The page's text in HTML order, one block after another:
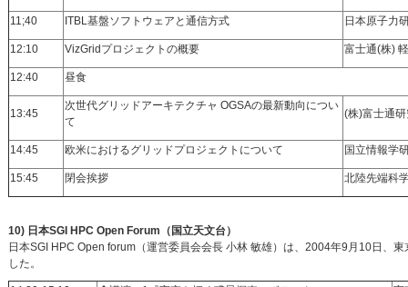
11;40 ITBL基盤ソフトウェアと通信方式 日本原子力
12:10 VizGridプロジェクトの概要 富士通(株)
12:40 昼食
13:45
次世代グリッドアーキテクチャ OGSAの最新動向につい
て
(株)富士通
14:45 欧米におけるグリッドプロジェクトについて 国立情報学
15:45 閉会挨拶 北陸先端科
10) 日本SGI HPC Open Forum（国立天文台）
日本SGI HPC Open forum（運営委員会会長 小林 敏雄）は、2004年9月10日
した。